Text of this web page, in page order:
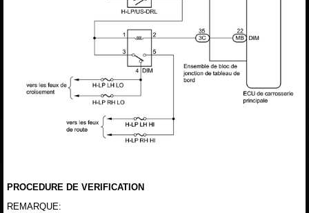
PROCEDURE DE VERIFICATION
REMARQUE: